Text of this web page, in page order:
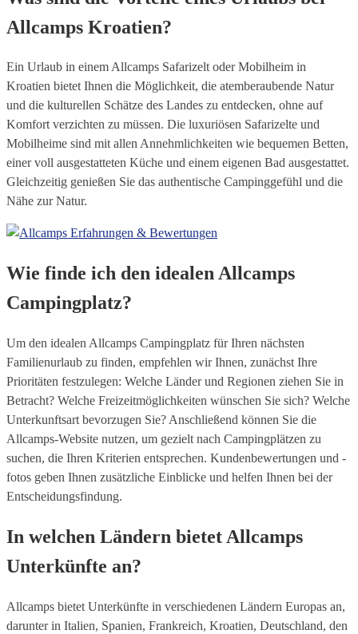
Allcamps Kroatien?
Ein Urlaub in einem Allcamps Safarizelt oder Mobilheim in
Kroatien bietet Ihnen die Möglichkeit, die atemberaubende Natur
und die kulturellen Schätze des Landes zu entdecken, ohne auf
Komfort verzichten zu müssen. Die luxuriösen Safarizelte und
Mobilheime sind mit allen Annehmlichkeiten wie bequemen Betten,
einer voll ausgestatteten Küche und einem eigenen Bad ausgestattet.
Gleichzeitig genießen Sie das authentische Campinggefühl und die
Nähe zur Natur.
Wie finde ich den idealen Allcamps
Campingplatz?
Um den idealen Allcamps Campingplatz für Ihren nächsten
Familienurlaub zu finden, empfehlen wir Ihnen, zunächst Ihre
Prioritäten festzulegen: Welche Länder und Regionen ziehen Sie in
Betracht? Welche Freizeitmöglichkeiten wünschen Sie sich? Welche
Unterkunftsart bevorzugen Sie? Anschließend können Sie die
Allcamps-Website nutzen, um gezielt nach Campingplätzen zu
suchen, die Ihren Kriterien entsprechen. Kundenbewertungen und -
fotos geben Ihnen zusätzliche Einblicke und helfen Ihnen bei der
Entscheidungsfindung.
In welchen Ländern bietet Allcamps
Unterkünfte an?
Allcamps bietet Unterkünfte in verschiedenen Ländern Europas an,
darunter in Italien, Spanien, Frankreich, Kroatien, Deutschland, den